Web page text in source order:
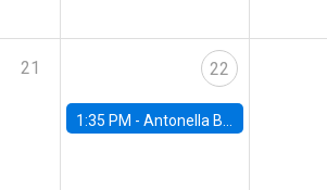
21 22
1:35 PM -Antonella Bancalari, Institute for Fiscal Studies (IFS) and Research Associate at University College London (UCL)